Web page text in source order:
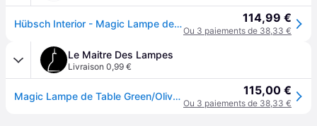
Hübsch Interior - Magic Lampe de table, vert / olive - Vert 114,99 €
Ou 3 paiements de 38,33 €
Le Maitre Des Lampes
Livraison 0,99 €
Magic Lampe de Table Green/Olive - Hübsch - Salon / séjour - Design - Métal - À ampoule unique 115,00 €
Ou 3 paiements de 38,33 €